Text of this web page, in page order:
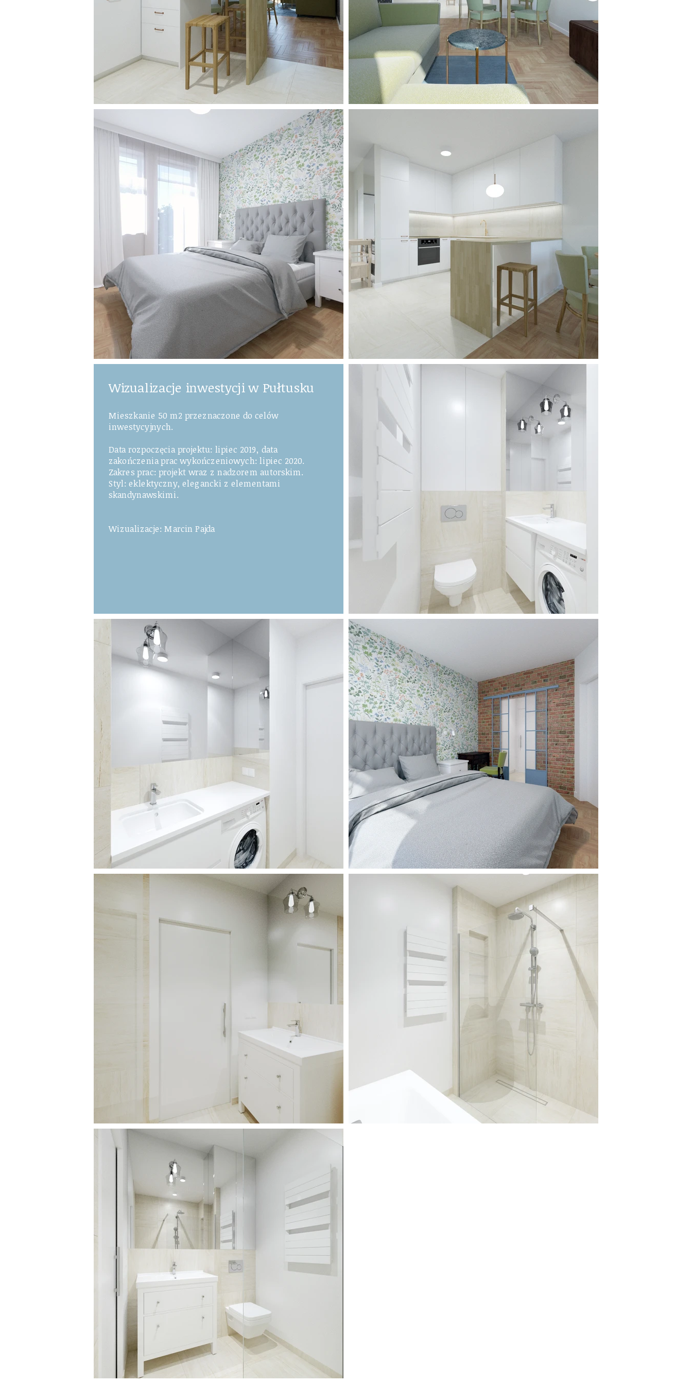
Wizualizacje inwestycji w Pułtusku
Mieszkanie 50 m2 przeznaczone do celów
inwestycyjnych.
Data rozpoczęcia projektu: lipiec 2019, data
zakończenia prac wykończeniowych: lipiec 2020.
Zakres prac: projekt wraz z nadzorem autorskim.
Styl: eklektyczny, elegancki z elementami
skandynawskimi.
Wizualizacje: Marcin Pajda